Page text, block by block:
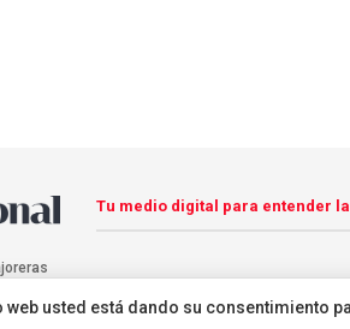
Tu medio digital para entender
usted está dando su consentimiento